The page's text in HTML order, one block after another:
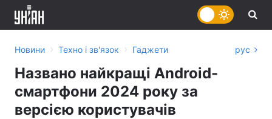
Новини › Техно і зв'язок › Гаджети рус
Названо найкращі Android-
смартфони 2024 року за
версією користувачів